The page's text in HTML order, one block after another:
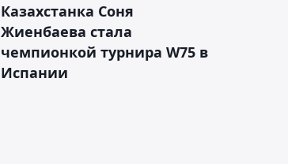
Казахстанка Соня
Жиенбаева стала
чемпионкой турнира W75 в
Испании